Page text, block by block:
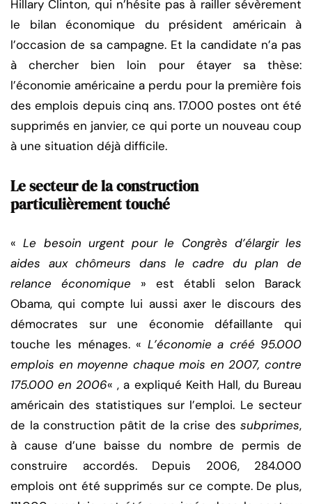
Hillary Clinton, qui n’hésite pas à railler sévèrement
le bilan économique du président américain à
l’occasion de sa campagne. Et la candidate n’a pas
à chercher bien loin pour étayer sa thèse:
l’économie américaine a perdu pour la première fois
des emplois depuis cinq ans. 17.000 postes ont été
supprimés en janvier, ce qui porte un nouveau coup
à une situation déjà difficile.
Le secteur de la construction
particulièrement touché
«Le besoin urgent pour le Congrès d’élargir les
aides aux chômeurs dans le cadre du plan de
relance économique » est établi selon Barack
Obama, qui compte lui aussi axer le discours des
démocrates sur une économie défaillante qui
touche les ménages. « L’économie a créé 95.000
emplois en moyenne chaque mois en 2007, contre
175.000 en 2006« , a expliqué Keith Hall, du Bureau
américain des statistiques sur l’emploi. Le secteur
de la construction pâtit de la crise des subprimes,
à cause d’une baisse du nombre de permis de
construire accordés. Depuis 2006, 284.000
emplois ont été supprimés sur ce compte. De plus,